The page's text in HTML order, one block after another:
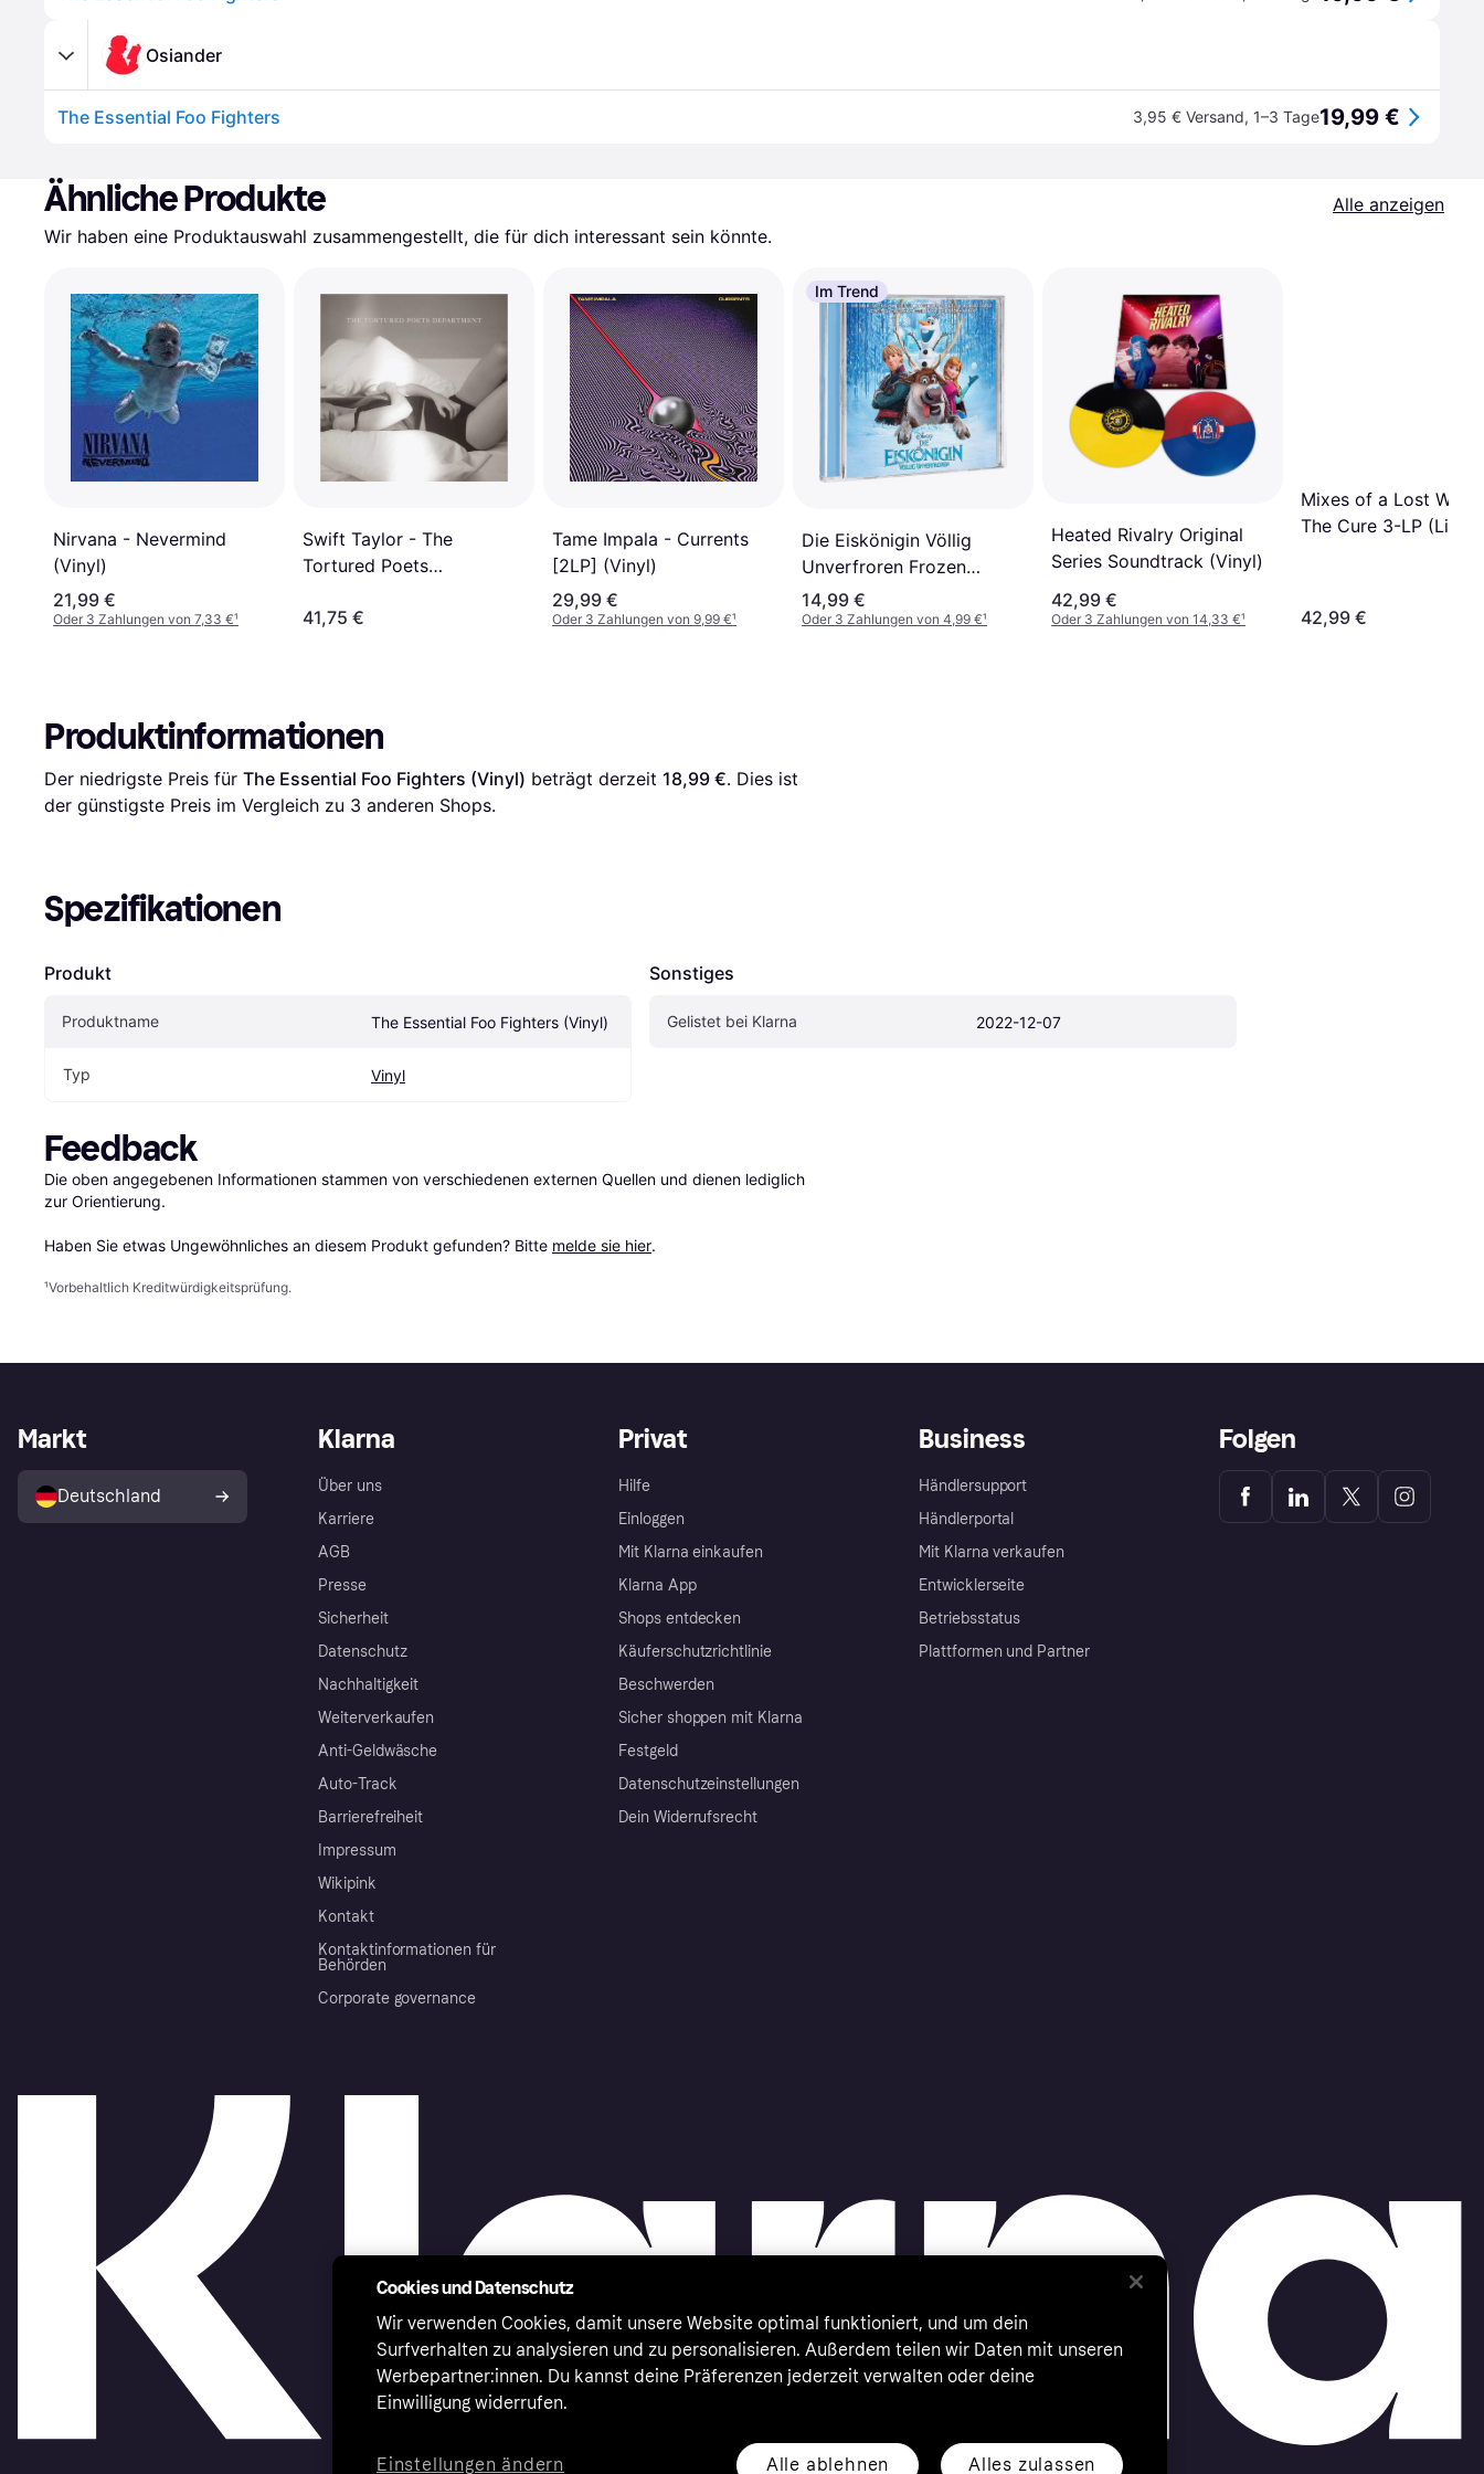
Osiander
The Essential Foo Fighters 3,95 € Versand, 1–3 Tage19,99 €
Ähnliche Produkte
Alle anzeigen
Wir haben eine Produktauswahl zusammengestellt, die für dich interessant sein könnte.
Nirvana - Nevermind
(Vinyl)
21,99 €
Oder 3 Zahlungen von 7,33 €¹
Swift Taylor - The
Tortured Poets
41,75 €
Tame Impala - Currents
[2LP] (Vinyl)
29,99 €
Oder 3 Zahlungen von 9,99 €¹
Im Trend
Die Eiskönigin Völlig
Unverfroren Frozen
(Vinyl)
14,99 €
Oder 3 Zahlungen von 4,99 €¹
Heated Rivalry Original
Series Soundtrack (Vinyl)
42,99 €
Oder 3 Zahlungen von 14,33 €¹
Mixes of a Lost
The Cure 3-LP
42,99 €
Produktinformationen
Der niedrigste Preis für The Essential Foo Fighters (Vinyl) beträgt derzeit 18,99 €. Dies ist
der günstigste Preis im Vergleich zu 3 anderen Shops.
Spezifikationen
Produkt
Produktname The Essential Foo Fighters (Vinyl)
Typ Vinyl
Sonstiges
Gelistet bei Klarna 2022-12-07
Feedback
Die oben angegebenen Informationen stammen von verschiedenen externen Quellen und dienen lediglich
zur Orientierung.
Haben Sie etwas Ungewöhnliches an diesem Produkt gefunden? Bitte melde sie hier.
¹Vorbehaltlich Kreditwürdigkeitsprüfung.
Klarna
Über uns
Karriere
AGB
Presse
Sicherheit
Datenschutz
Nachhaltigkeit
Weiterverkaufen
Anti-Geldwäsche
Auto-Track
Barrierefreiheit
Impressum
Wikipink
Kontakt
Kontaktinformationen für
Behörden
Corporate governance
Privat
Hilfe
Einloggen
Mit Klarna einkaufen
Klarna App
Shops entdecken
Käuferschutzrichtlinie
Beschwerden
Sicher shoppen mit Klarna
Festgeld
Datenschutzeinstellungen
Dein Widerrufsrecht
Business
Händlersupport
Händlerportal
Mit Klarna verkaufen
Entwicklerseite
Betriebsstatus
Plattformen und Partner
Markt
Deutschland
Folgen
Cookies und Datenschutz
Wir verwenden Cookies, damit unsere Website optimal funktioniert, und um dein
Surfverhalten zu analysieren und zu personalisieren. Außerdem teilen wir Daten mit unseren
Werbepartner:innen. Du kannst deine Präferenzen jederzeit verwalten oder deine
Einwilligung widerrufen.
Alle ablehnen Alles zulassen
Einstellungen ändern